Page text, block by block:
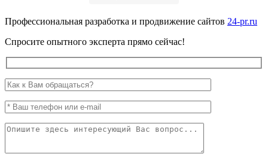
Профессиональная разработка и продвижение сайтов 24-pr.ru
Спросите опытного эксперта прямо сейчас!